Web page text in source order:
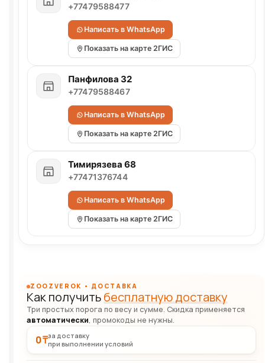
+77479588477
Написать в WhatsApp
Показать на карте 2ГИС
Панфилова 32
+77479588467
Написать в WhatsApp
Показать на карте 2ГИС
Тимирязева 68
+77471376744
Написать в WhatsApp
Показать на карте 2ГИС
ZOOZVEROK • ДОСТАВКА
Как получитьбесплатную доставку
Три простых порога по весу и сумме. Скидка применяется
автоматически, промокоды не нужны.
0 ₸за доставку
при выполнении условий